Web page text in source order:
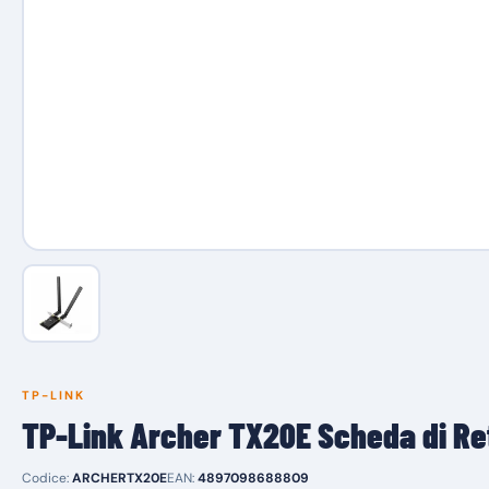
TP-LINK
TP-Link Archer TX20E Scheda di
Codice:ARCHERTX20EEAN:4897098688809